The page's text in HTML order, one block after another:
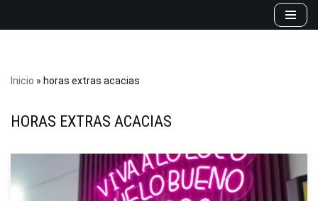
Inicio » horas extras acacias
HORAS EXTRAS ACACIAS